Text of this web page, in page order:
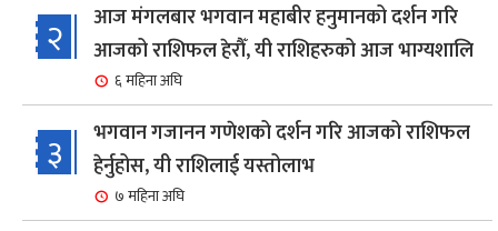
२
आज मंगलबार भगवान महाबीर हनुमानको दर्शन गरि
आजको राशिफल हेरौँ, यी राशिहरुको आज भाग्यशालि
६ महिना अघि
३
भगवान गजानन गणेशको दर्शन गरि आजको राशिफल
हेर्नुहोस, यी राशिलाई यस्तोलाभ
७ महिना अघि